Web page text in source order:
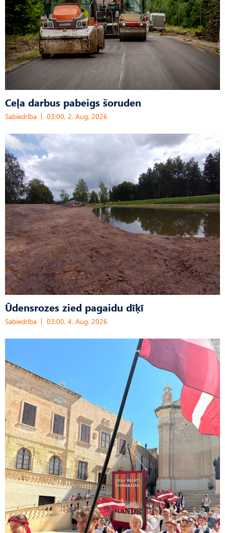
Ceļa darbus pabeigs šoruden
Sabiedrība 03:00, 2. Aug, 2026
Ūdensrozes zied pagaidu dīķī
Sabiedrība 03:00, 4. Aug, 2026